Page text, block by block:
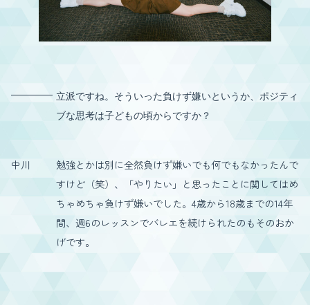
立派ですね。そういった負けず嫌いというか、ポジティ
ブな思考は子どもの頃からですか？
中川
勉強とかは別に全然負けず嫌いでも何でもなかったんで
すけど（笑）、「やりたい」と思ったことに関してはめ
ちゃめちゃ負けず嫌いでした。4歳から18歳までの14年
間、週6のレッスンでバレエを続けられたのもそのおか
げです。